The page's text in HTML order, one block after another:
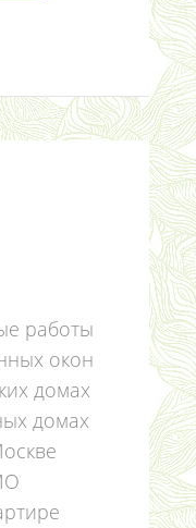
работы
окон
домах
домах